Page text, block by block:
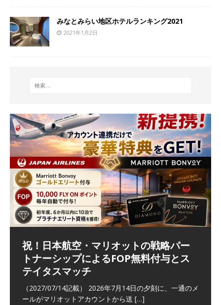
みなとみらい地区ホテルランキング2021
2021年1月2日
祝！日本航空・マリオットの戦略パー
トナーシップによるFOP無料付与とス
テイタスマッチ
（2027/07/14記載） 2026年7月14日の夕刻に、一通のメ
ールがマリオットアカウントから送 […]
ラウンジ 華 那覇空港 (2026/05)
（2026/06/07記載） 2026年5月下旬の平日に那覇を訪れ
た際に利用した。 こちらのラウンジ
The Coral Executive Lounge スワ
ンナプーム国際空港国内線ラウンジ
(2026/01)
（2026/03/31記載） 2026年1月上旬にバンコク経由でチ
ェンマイに行く際に利用した。 バン[…]
日本航空 羽田空港国際線ファースト
クラスラウンジ (2026/01)
（2026/03/18記載） 2026年1月、毎年恒例の新年の羽田
～バンコクの移動の際に再びこちらの[…]
バンコクエアウェイズ スワンナプー
ム国際空港国内線ラウンジ (2026/01)
（2026/03/13記載） 2026年1月上旬にバンコク経由でチ
ェンマイに向かう際に利用した。 今[…]